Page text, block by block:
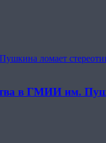
ломает
в ГМИИ им.